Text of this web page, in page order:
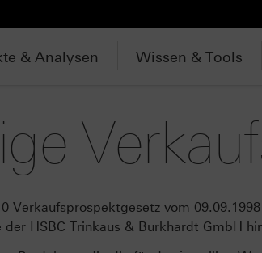
& Analysen Wissen & Tools
Verkaufsprospektgesetz vom
HSBC Trinkaus & Burkhardt GmbH